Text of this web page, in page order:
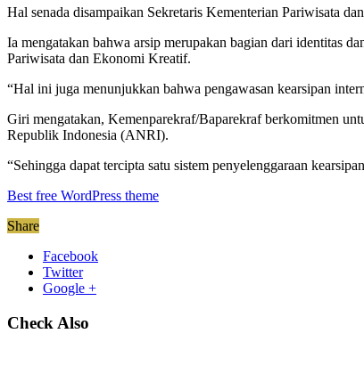
Hal senada disampaikan Sekretaris Kementerian Pariwisata
Ia mengatakan bahwa arsip merupakan bagian dari identitas
Pariwisata dan Ekonomi Kreatif.
“Hal ini juga menunjukkan bahwa pengawasan kearsipan
Giri mengatakan, Kemenparekraf/Baparekraf berkomitmen
Republik Indonesia (ANRI).
“Sehingga dapat tercipta satu sistem penyelenggaraan
Best free WordPress theme
Share
Facebook
Twitter
Google +
Check Also